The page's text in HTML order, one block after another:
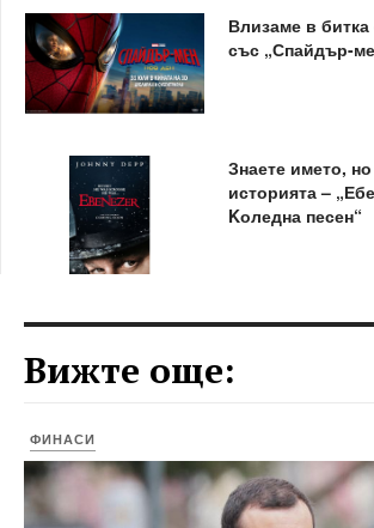
Влизаме в
със „Спайдър-
Знаете името,
историята –
Kоледна песен“
Вижте още:
ФИНАСИ